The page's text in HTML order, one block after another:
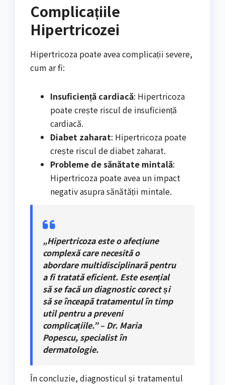
Complicațiile
Hipertricozei
Hipertricoza poate avea complicații severe,
cum ar fi:
Insuficiență cardiacă: Hipertricoza
poate crește riscul de insuficiență
cardiacă.
Diabet zaharat: Hipertricoza poate
crește riscul de diabet zaharat.
Probleme de sănătate mintală:
Hipertricoza poate avea un impact
negativ asupra sănătății mintale.
„Hipertricoza este o afecțiune
complexă care necesită o
abordare multidisciplinară pentru
a fi tratată eficient. Este esențial
să se facă un diagnostic corect și
să se înceapă tratamentul în timp
util pentru a preveni
complicațiile.” – Dr. Maria
Popescu, specialist în
dermatologie.
În concluzie, diagnosticul și tratamentul